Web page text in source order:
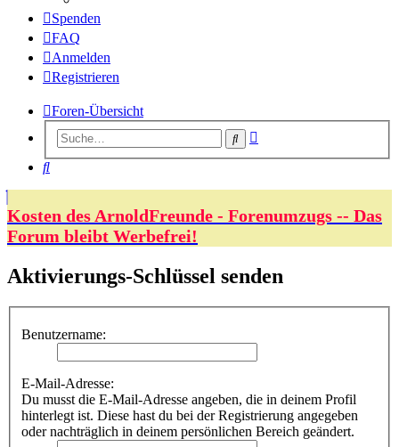
Spenden
FAQ
Anmelden
Registrieren
Foren-Übersicht
Suche
Suche
Kosten des ArnoldFreunde - Forenumzugs -- Das
Forum bleibt Werbefrei!
Aktivierungs-Schlüssel senden
Benutzername:
E-Mail-Adresse:
Du musst die E-Mail-Adresse angeben, die in deinem Profil
hinterlegt ist. Diese hast du bei der Registrierung angegeben
oder nachträglich in deinem persönlichen Bereich geändert.